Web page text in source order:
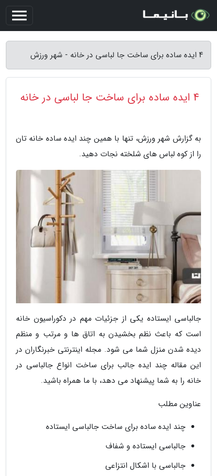
4 ایده ساده برای ساخت جا لباسی در خانه - شهر ورزش
4 ایده ساده برای ساخت جا لباسی در خانه
به گزارش شهر ورزش، تنها با همین چند ایده ساده خانه تان
را از کوه لباس های شلخته نجات دهید.
جالباسی ایستاده یکی از جزئیات مهم در دکوراسیون خانه
است که باعث نظم بخشیدن به اتاق ها و مرتب و منظم
دیده شدن منزل شما می شود. مجله اینترنتی خبرنگاران در
این مقاله چند ایده جالب برای ساخت انواع جالباسی در
خانه را به شما پیشنهاد می دهد، با ما همراه باشید.
عناوین مطلب
چند ایده ساده برای ساخت جالباسی ایستاده
جالباسی ایستاده و شفاف
جالباسی با اشکال انتزاعی